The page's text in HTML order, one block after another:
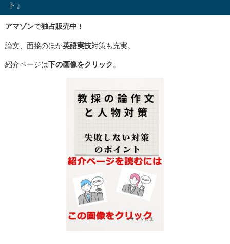
ト』
アマゾンで独占販売中 !
論文、面接のほか英語実技対策も充実。
紹介ページは下の画像をクリック 。